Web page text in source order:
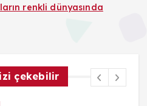
renkli dünyasında
çekebilir